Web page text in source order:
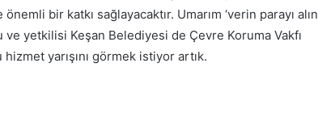
bir katkı sağlayacaktır. Umarım ‘verin parayı alın
ve yetkilisi Keşan Belediyesi de Çevre Koruma Vakfı
yarışını görmek istiyor artık.